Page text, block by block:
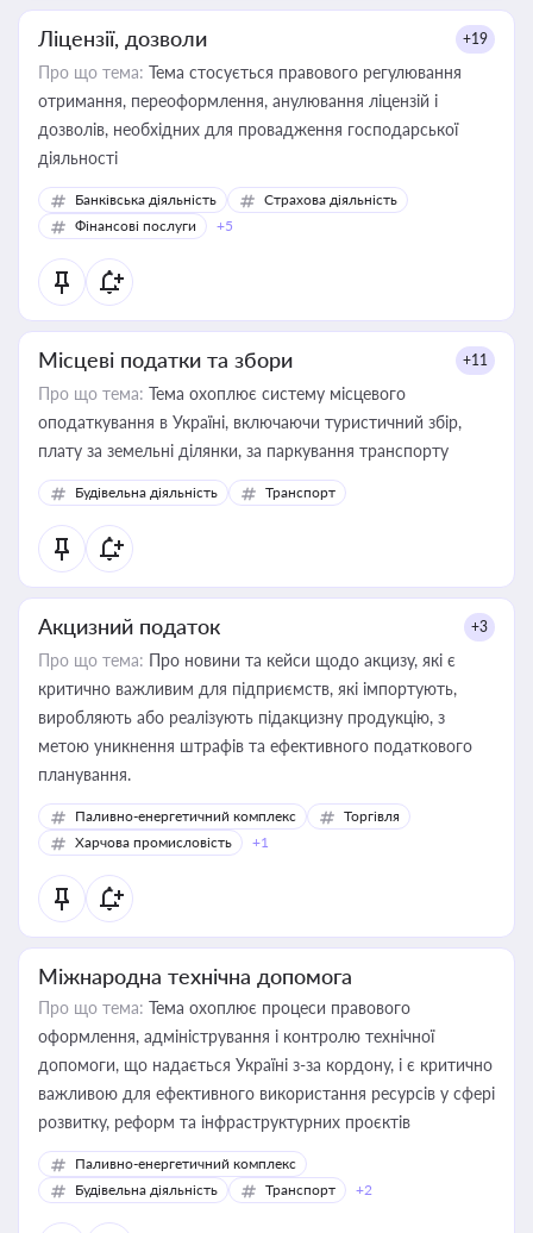
Ліцензії, дозволи +19
Про що тема: Тема стосується правового регулювання
отримання, переоформлення, анулювання ліцензій і
дозволів, необхідних для провадження господарської
діяльності
Банківська діяльність
Страхова діяльність
Фінансові послуги
+5
Місцеві податки та збори +11
Про що тема: Тема охоплює систему місцевого
оподаткування в Україні, включаючи туристичний збір,
плату за земельні ділянки, за паркування транспорту
Будівельна діяльність Транспорт
Акцизний податок +3
Про що тема: Про новини та кейси щодо акцизу, які є
критично важливим для підприємств, які імпортують,
виробляють або реалізують підакцизну продукцію, з
метою уникнення штрафів та ефективного податкового
планування.
Паливно-енергетичний комплекс
Торгівля
Харчова промисловість
+1
Міжнародна технічна допомога
Про що тема: Тема охоплює процеси правового
оформлення, адміністрування і контролю технічної
допомоги, що надається Україні з-за кордону, і є критично
важливою для ефективного використання ресурсів у сфері
розвитку, реформ та інфраструктурних проєктів
Паливно-енергетичний комплекс
Будівельна діяльність
Транспорт +2